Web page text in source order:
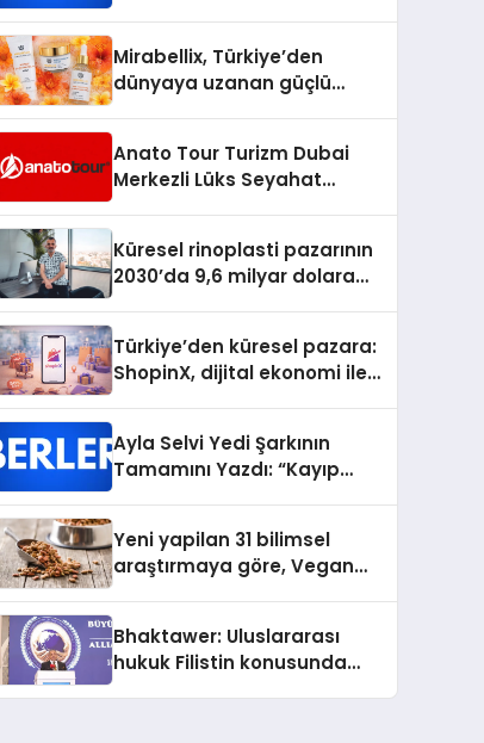
Mirabellix, Türkiye’den
dünyaya uzanan güçlü
Anato Tour Turizm Dubai
Merkezli Lüks Seyahat
Küresel rinoplasti pazarının
2030’da 9,6 milyar dolara
Türkiye’den küresel pazara:
ShopinX, dijital ekonomi ile
Ayla Selvi Yedi Şarkının
Tamamını Yazdı: “Kayıp
Yeni yapilan 31 bilimsel
araştırmaya göre, Vegan
Sindirildiğini Ortaya Koydu
Bhaktawer: Uluslararası
hukuk Filistin konusunda